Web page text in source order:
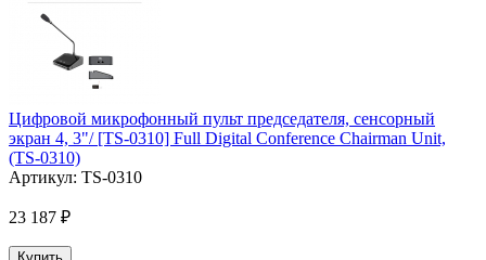
Цифровой микрофонный пульт председателя, сенсорный
экран 4, 3"/ [TS-0310] Full Digital Conference Chairman Unit,
(TS-0310)
Артикул: TS-0310
23 187 ₽